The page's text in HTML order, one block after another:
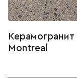
Montreal